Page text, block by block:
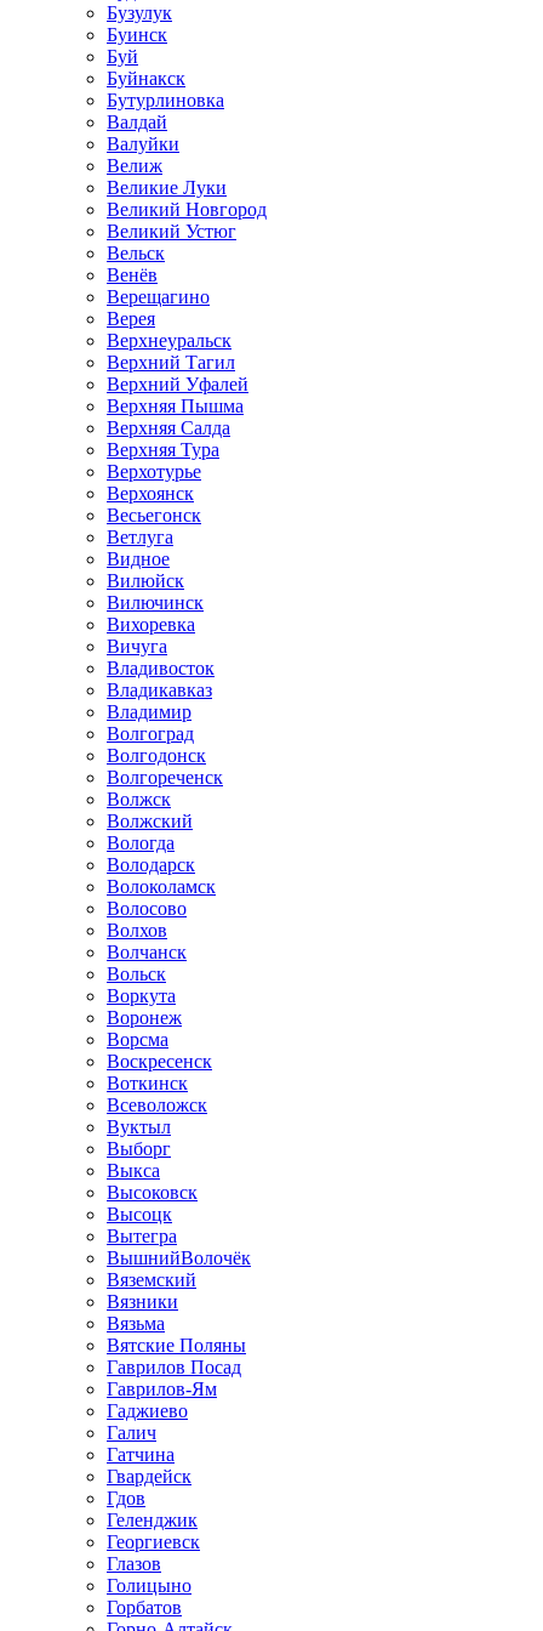
Бузулук
Буинск
Буй
Буйнакск
Бутурлиновка
Валдай
Валуйки
Велиж
Великие Луки
Великий Новгород
Великий Устюг
Вельск
Венёв
Верещагино
Верея
Верхнеуральск
Верхний Тагил
Верхний Уфалей
Верхняя Пышма
Верхняя Салда
Верхняя Тура
Верхотурье
Верхоянск
Весьегонск
Ветлуга
Видное
Вилюйск
Вилючинск
Вихоревка
Вичуга
Владивосток
Владикавказ
Владимир
Волгоград
Волгодонск
Волгореченск
Волжск
Волжский
Вологда
Володарск
Волоколамск
Волосово
Волхов
Волчанск
Вольск
Воркута
Воронеж
Ворсма
Воскресенск
Воткинск
Всеволожск
Вуктыл
Выборг
Выкса
Высоковск
Высоцк
Вытегра
ВышнийВолочёк
Вяземский
Вязники
Вязьма
Вятские Поляны
Гаврилов Посад
Гаврилов-Ям
Гаджиево
Галич
Гатчина
Гвардейск
Гдов
Геленджик
Георгиевск
Глазов
Голицыно
Горбатов